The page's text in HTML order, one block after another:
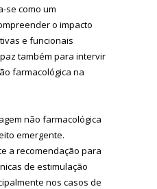
se como um
o impacto
e funcionais
também para intervir
farmacológica na
não farmacológica
emergente.
a recomendação para
de estimulação
nos casos de